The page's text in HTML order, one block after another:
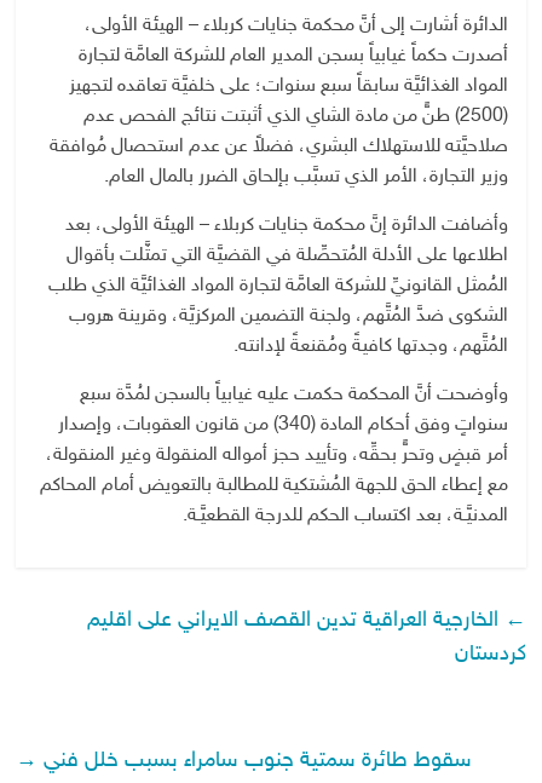
الدائرة أشارت إلى أنَّ محكمة جنايات كربلاء – الهيئة الأولى،
أصدرت حكماً غيابياً بسجن المدير العام للشركة العامَّة لتجارة
المواد الغذائيَّة سابقاً سبع سنوات؛ على خلفيَّة تعاقده لتجهيز
(2500) طنٍّ من مادة الشاي الذي أثبتت نتائج الفحص عدم
صلاحيَّته للاستهلاك البشري، فضلاً عن عدم استحصال مُوافقة
وزير التجارة، الأمر الذي تسبَّب بإلحاق الضرر بالمال العام.
وأضافت الدائرة إنَّ محكمة جنايات كربلاء – الهيئة الأولى، بعد
اطلاعها على الأدلة المُتحصِّلة في القضيَّة التي تمثَّلت بأقوال
المُمثل القانونيِّ للشركة العامَّة لتجارة المواد الغذائيَّة الذي طلب
الشكوى ضدَّ المُتَّهم، ولجنة التضمين المركزيَّة، وقرينة هروب
المُتَّهم، وجدتها كافيةً ومُقنعةً لإدانته.
وأوضحت أنَّ المحكمة حكمت عليه غيابياً بالسجن لمُدَّة سبع
سنواتٍ وفق أحكام المادة (340) من قانون العقوبات، وإصدار
أمر قبضٍ وتحرٍّ بحقِّه، وتأييد حجز أمواله المنقولة وغير المنقولة،
مع إعطاء الحق للجهة المُشتكية للمطالبة بالتعويض أمام المحاكم
المدنيَّـة، بعد اكتساب الحكم للدرجة القطعيَّـة.
← الخارجية العراقية تدين القصف الايراني على اقليم
كردستان
سقوط طائرة سمتية جنوب سامراء بسبب خلل فني →